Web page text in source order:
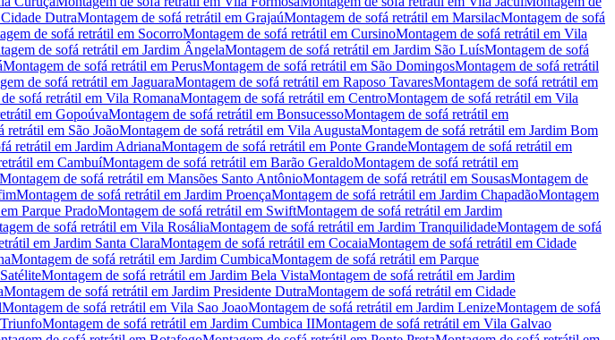
Cidade DutraMontagem de sofá retrátil em GrajaúMontagem de sofá retrátil em MarsilacMontagem de sofá
de sofá retrátil em SocorroMontagem de sofá retrátil em CursinoMontagem de sofá retrátil em Vila
de sofá retrátil em Jardim ÂngelaMontagem de sofá retrátil em Jardim São LuísMontagem de sofá
Montagem de sofá retrátil em PerusMontagem de sofá retrátil em São DomingosMontagem de sofá retrátil
de sofá retrátil em JaguaraMontagem de sofá retrátil em Raposo TavaresMontagem de sofá retrátil em
sofá retrátil em Vila RomanaMontagem de sofá retrátil em CentroMontagem de sofá retrátil em Vila
em GopoúvaMontagem de sofá retrátil em BonsucessoMontagem de sofá retrátil em
retrátil em São JoãoMontagem de sofá retrátil em Vila AugustaMontagem de sofá retrátil em Jardim Bom
retrátil em Jardim AdrianaMontagem de sofá retrátil em Ponte GrandeMontagem de sofá retrátil em
em CambuíMontagem de sofá retrátil em Barão GeraldoMontagem de sofá retrátil em
Montagem de sofá retrátil em Mansões Santo AntônioMontagem de sofá retrátil em SousasMontagem de
Montagem de sofá retrátil em Jardim ProençaMontagem de sofá retrátil em Jardim ChapadãoMontagem
em Parque PradoMontagem de sofá retrátil em SwiftMontagem de sofá retrátil em Jardim
de sofá retrátil em Vila RosáliaMontagem de sofá retrátil em Jardim TranquilidadeMontagem de sofá
em Jardim Santa ClaraMontagem de sofá retrátil em CocaiaMontagem de sofá retrátil em Cidade
Montagem de sofá retrátil em Jardim CumbicaMontagem de sofá retrátil em Parque
Montagem de sofá retrátil em Jardim Bela VistaMontagem de sofá retrátil em Jardim
Montagem de sofá retrátil em Jardim Presidente DutraMontagem de sofá retrátil em Cidade
Montagem de sofá retrátil em Vila Sao JoaoMontagem de sofá retrátil em Jardim LenizeMontagem de sofá
Montagem de sofá retrátil em Jardim Cumbica IIMontagem de sofá retrátil em Vila Galvao